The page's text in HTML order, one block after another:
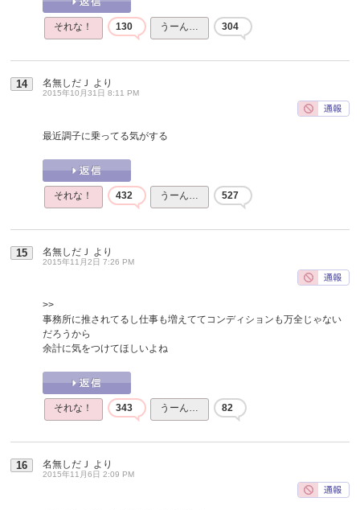
それな！ 130 うーん… 304
14 名無しだＪ より
2015年10月31日 8:11 PM
最近調子に乗ってる気がする
それな！ 432 うーん… 527
15 名無しだＪ より
2015年11月2日 7:26 PM
>>
事務所に推されてるし仕事も増えててコンディションも万全じゃない
だろうから
余計に気をつけてほしいよね
それな！ 343 うーん… 82
16 名無しだＪ より
2015年11月6日 2:09 PM